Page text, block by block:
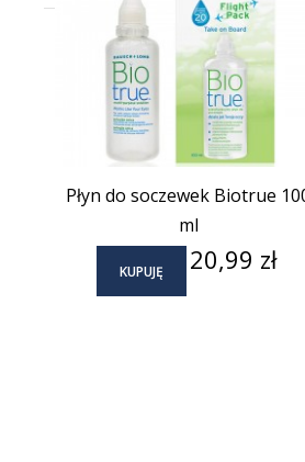
Płyn do soczewek Biotrue
ml
KUPUJĘ Cena
20,99 zł